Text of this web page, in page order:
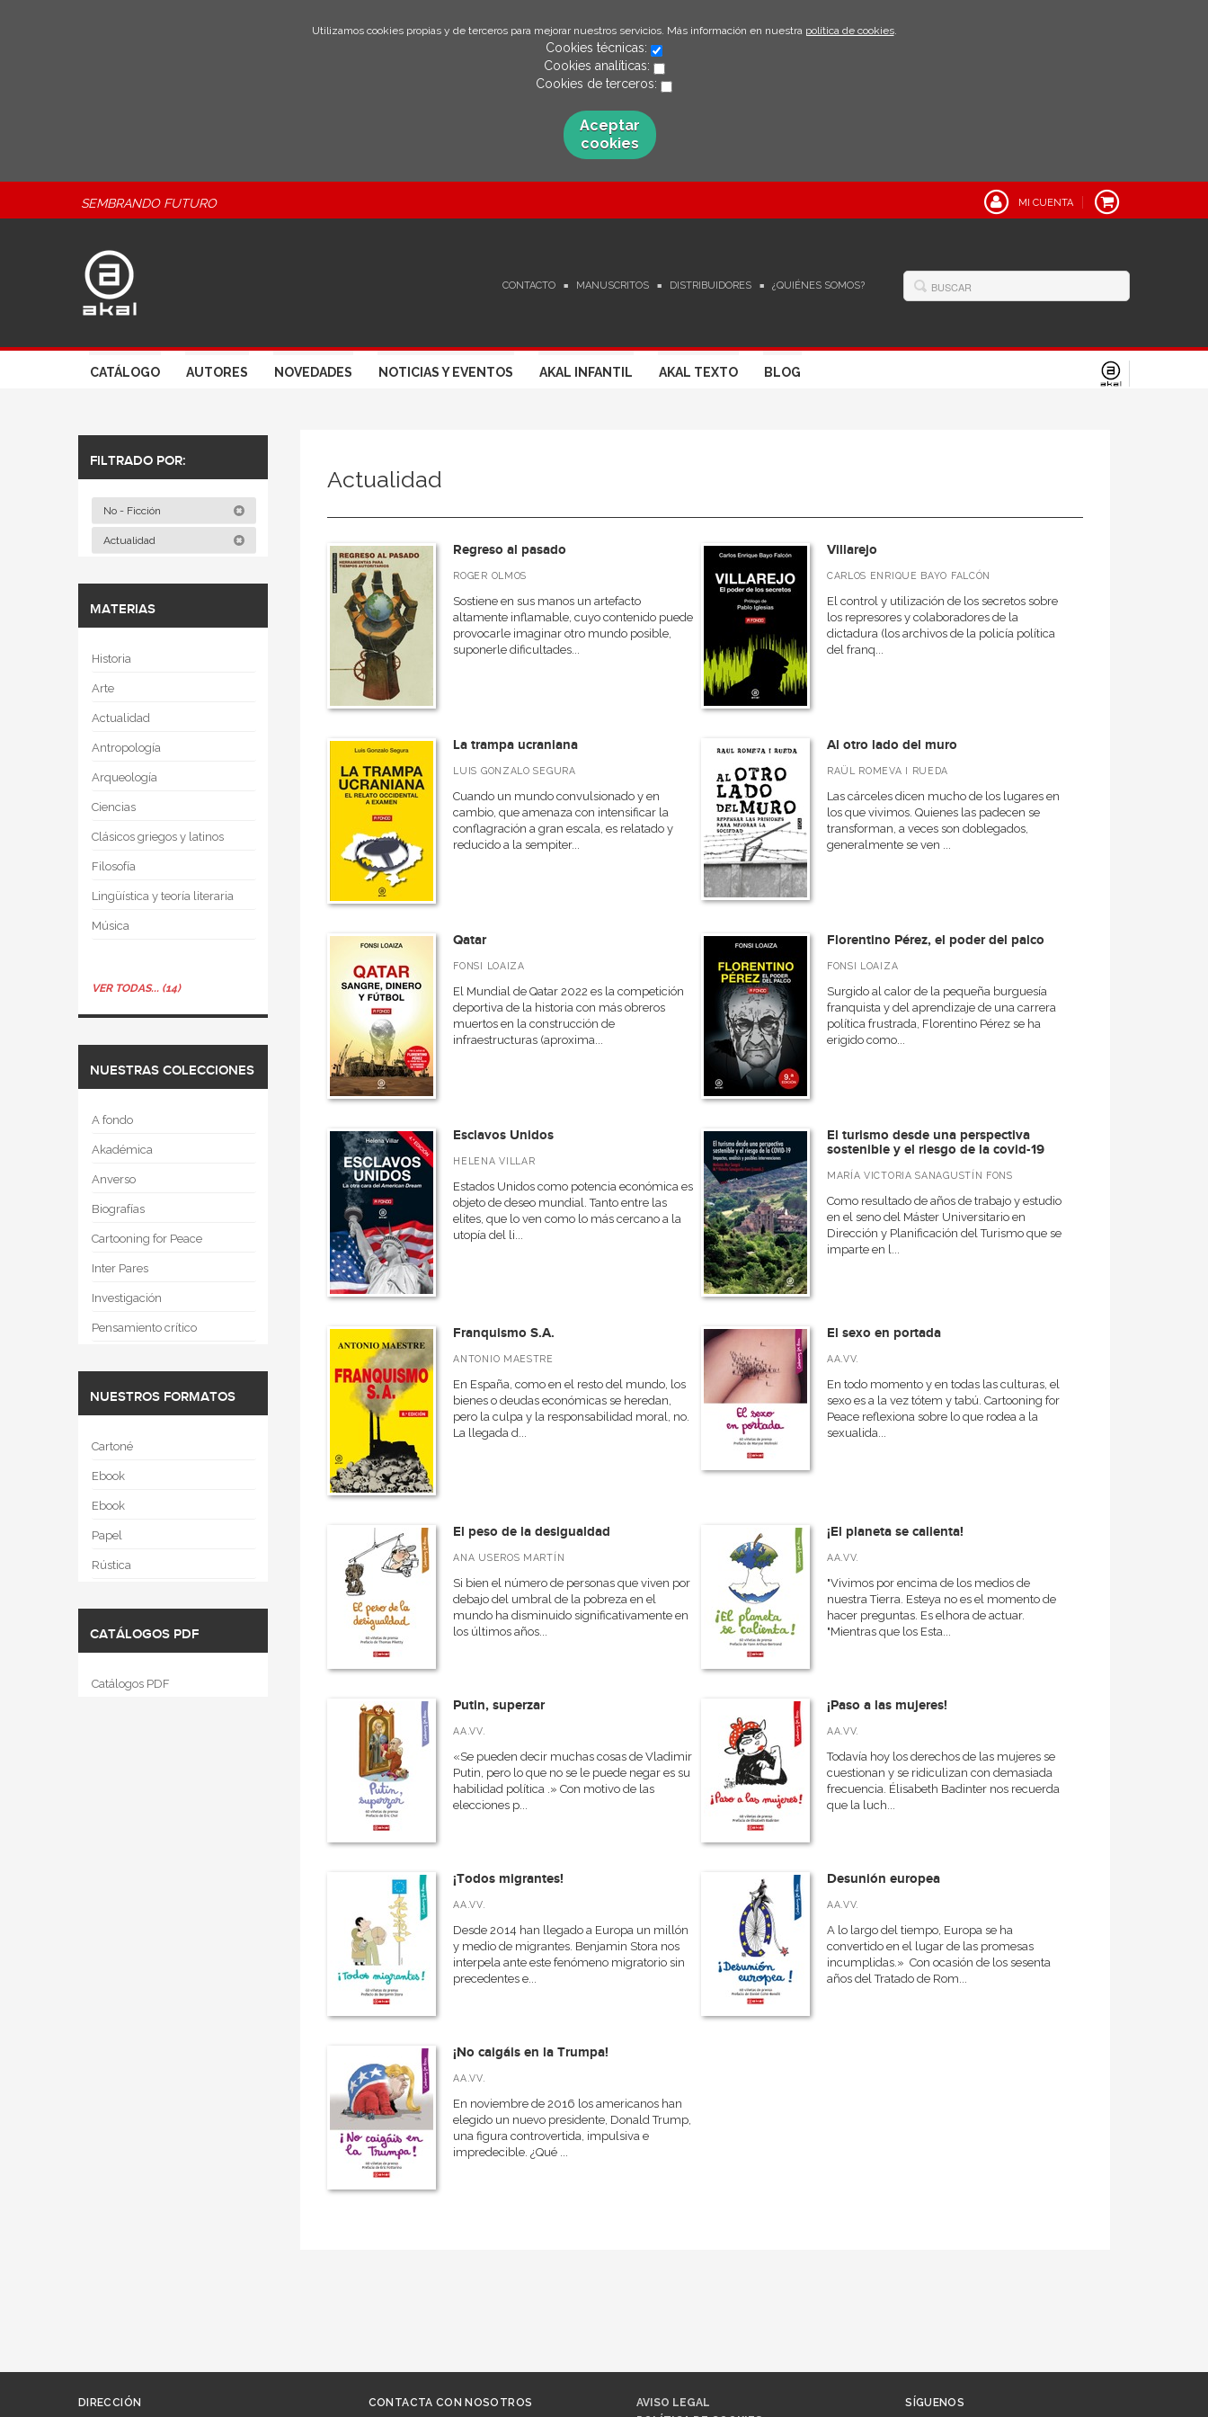
Utilizamos cookies propias y de terceros para mejorar nuestros servicios. Más información en nuestra política de cookies.
Cookies técnicas:
Cookies analíticas:
Cookies de terceros:
Aceptar
cookies
SEMBRANDO FUTURO MI CUENTA
CONTACTO MANUSCRITOS DISTRIBUIDORES ¿QUIÉNES SOMOS?
CATÁLOGO AUTORES NOVEDADES NOTICIAS Y EVENTOS AKAL INFANTIL AKAL TEXTO BLOG
FILTRADO POR:
No - Ficción
Actualidad
MATERIAS
Historia
Arte
Actualidad
Antropología
Arqueología
Ciencias
Clásicos griegos y latinos
Filosofía
Lingüística y teoría literaria
Música
VER TODAS... (14)
NUESTRAS COLECCIONES
A fondo
Akadémica
Anverso
Biografías
Cartooning for Peace
Inter Pares
Investigación
Pensamiento crítico
NUESTROS FORMATOS
Cartoné
Ebook
Ebook
Papel
Rústica
CATÁLOGOS PDF
Catálogos PDF
Actualidad
Regreso al pasado
ROGER OLMOS
Sostiene en sus manos un artefacto
altamente inflamable, cuyo contenido puede
provocarle imaginar otro mundo posible,
suponerle dificultades...
Villarejo
CARLOS ENRIQUE BAYO FALCÓN
El control y utilización de los secretos sobre
los represores y colaboradores de la
dictadura (los archivos de la policía política
del franq...
La trampa ucraniana
LUIS GONZALO SEGURA
Cuando un mundo convulsionado y en
cambio, que amenaza con intensificar la
conflagración a gran escala, es relatado y
reducido a la sempiter...
Al otro lado del muro
RAÜL ROMEVA I RUEDA
Las cárceles dicen mucho de los lugares en
los que vivimos. Quienes las padecen se
transforman, a veces son doblegados,
generalmente se ven ...
Qatar
FONSI LOAIZA
El Mundial de Qatar 2022 es la competición
deportiva de la historia con más obreros
muertos en la construcción de
infraestructuras (aproxima...
Florentino Pérez, el poder del palco
FONSI LOAIZA
Surgido al calor de la pequeña burguesía
franquista y del aprendizaje de una carrera
política frustrada, Florentino Pérez se ha
erigido como...
Esclavos Unidos
HELENA VILLAR
Estados Unidos como potencia económica es
objeto de deseo mundial. Tanto entre las
elites, que lo ven como lo más cercano a la
utopía del li...
El turismo desde una perspectiva
sostenible y el riesgo de la covid-19
MARÍA VICTORIA SANAGUSTÍN FONS
Como resultado de años de trabajo y estudio
en el seno del Máster Universitario en
Dirección y Planificación del Turismo que se
imparte en l...
Franquismo S.A.
ANTONIO MAESTRE
En España, como en el resto del mundo, los
bienes o deudas económicas se heredan,
pero la culpa y la responsabilidad moral, no.
La llegada d...
El sexo en portada
AA.VV.
En todo momento y en todas las culturas, el
sexo es a la vez tótem y tabú. Cartooning for
Peace reflexiona sobre lo que rodea a la
sexualida...
El peso de la desigualdad
ANA USEROS MARTÍN
Si bien el número de personas que viven por
debajo del umbral de la pobreza en el
mundo ha disminuido significativamente en
los últimos años...
¡El planeta se calienta!
AA.VV.
"Vivimos por encima de los medios de
nuestra Tierra. Esteya no es el momento de
hacer preguntas. Es elhora de actuar.
"Mientras que los Esta...
Putin, superzar
AA.VV.
«Se pueden decir muchas cosas de Vladimir
Putin, pero lo que no se le puede negar es su
habilidad política .» Con motivo de las
elecciones p...
¡Paso a las mujeres!
AA.VV.
Todavía hoy los derechos de las mujeres se
cuestionan y se ridiculizan con demasiada
frecuencia. Élisabeth Badinter nos recuerda
que la luch...
¡Todos migrantes!
AA.VV.
Desde 2014 han llegado a Europa un millón
y medio de migrantes. Benjamin Stora nos
interpela ante este fenómeno migratorio sin
precedentes e...
Desunión europea
AA.VV.
A lo largo del tiempo, Europa se ha
convertido en el lugar de las promesas
incumplidas.» Con ocasión de los sesenta
años del Tratado de Rom...
¡No caigáis en la Trumpa!
AA.VV.
En noviembre de 2016 los americanos han
elegido un nuevo presidente, Donald Trump,
una figura controvertida, impulsiva e
impredecible. ¿Qué ...
DIRECCIÓN CONTACTA CON NOSOTROS
AVISO LEGAL
SÍGUENOS